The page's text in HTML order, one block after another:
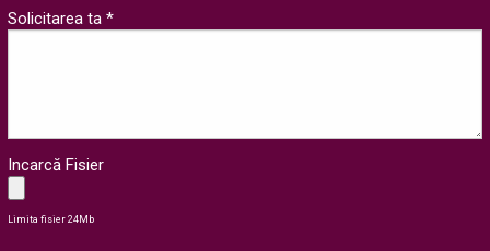
Solicitarea ta *
Incarcă Fisier
Limita fisier 24Mb